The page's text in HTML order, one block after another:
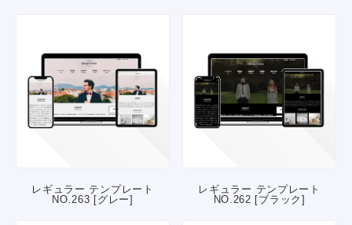
レギュラー テンプレート
NO.263 [グレー]
レギュラー テンプレート
NO.262 [ブラック]